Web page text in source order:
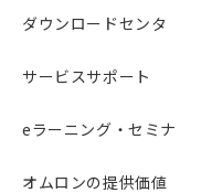
ダウンロードセンタ
サービスサポート
eラーニング・セミナ
オムロンの提供価値